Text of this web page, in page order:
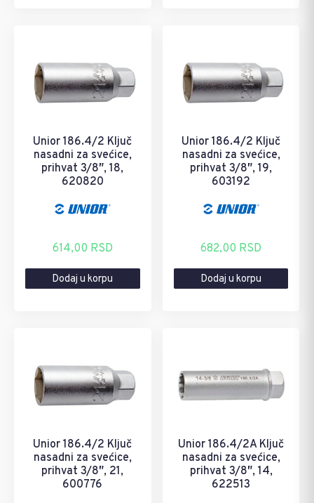
Unior 186.4/2 Ključ
nasadni za svećice,
prihvat 3/8″, 18,
620820
614,00 RSD
Dodaj u korpu
Unior 186.4/2 Ključ
nasadni za svećice,
prihvat 3/8″, 19,
603192
682,00 RSD
Dodaj u korpu
Unior 186.4/2 Ključ
nasadni za svećice,
prihvat 3/8″, 21,
600776
Unior 186.4/2A Ključ
nasadni za svećice,
prihvat 3/8″, 14,
622513